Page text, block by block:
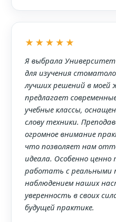
★★★★★
Я выбрала
для изучения
лучших решений в моей
предлагает
учебные классы,
слову техники.
огромное внимание
что позволяет нам
идеала. Особенно
работать с реальными
наблюдением наших
уверенность в своих
будущей практике.